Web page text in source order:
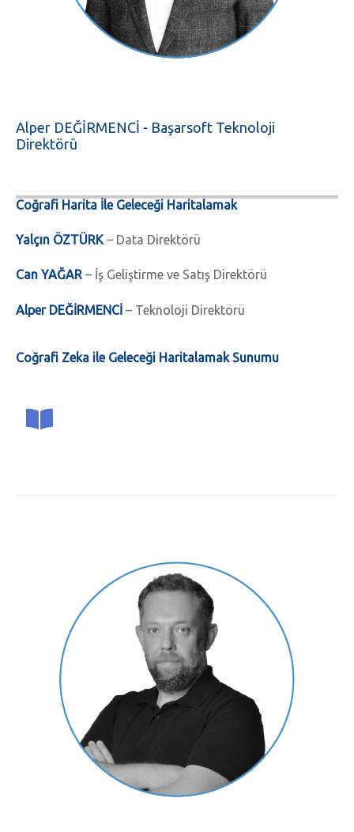
Alper DEĞİRMENCİ - Başarsoft Teknoloji
Direktörü
Coğrafi Harita İle Geleceği Haritalamak
Yalçın ÖZTÜRK – Data Direktörü
Can YAĞAR – İş Geliştirme ve Satış Direktörü
Alper DEĞİRMENCİ – Teknoloji Direktörü
Coğrafi Zeka ile Geleceği Haritalamak Sunumu